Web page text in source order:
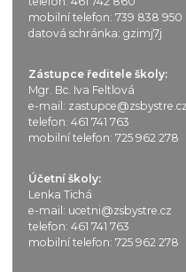
mobilní telefon: 739 838 950
datová schránka: gzimj7j
Zástupce ředitele školy:
Mgr. Bc. Iva Feltlová
e-mail: zastupce@zsbystre.cz
telefon: 461 741 763
mobilní telefon: 725 962 278
Účetní školy:
Lenka Tichá
e-mail: ucetni@zsbystre.cz
telefon: 461 741 763
mobilní telefon: 725 962 278